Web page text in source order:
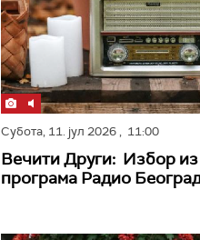
Субота, 11. јул 2026, 11:00
Вечити Други: Избор из
програма Радио